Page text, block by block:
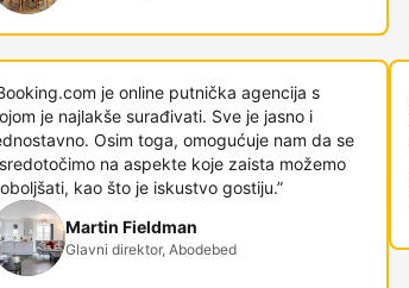
je online putnička agencija s
je najlakše surađivati. Sve je jasno i
Osim toga, omogućuje nam da se
na aspekte koje zaista možemo
kao što je iskustvo gostiju.”
Martin Fieldman
Glavni direktor, Abodebed